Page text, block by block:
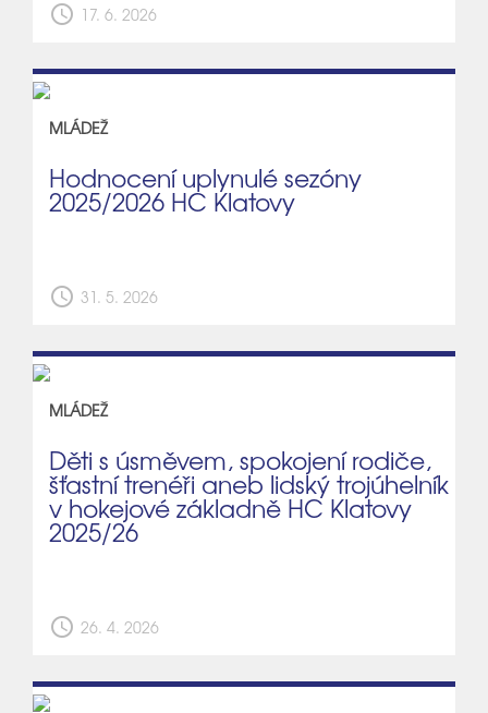
schedule 17. 6. 2026
MLÁDEŽ
Hodnocení uplynulé sezóny
2025/2026 HC Klatovy
schedule 31. 5. 2026
MLÁDEŽ
Děti s úsměvem, spokojení rodiče,
šťastní trenéři aneb lidský trojúhelník
v hokejové základně HC Klatovy
2025/26
schedule 26. 4. 2026